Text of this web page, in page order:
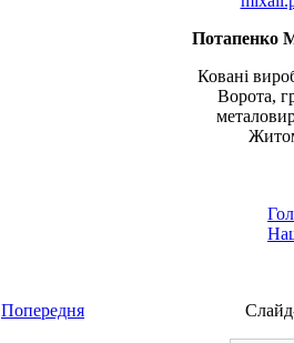
Потапенко
Ковані
Ворота,
Попередня